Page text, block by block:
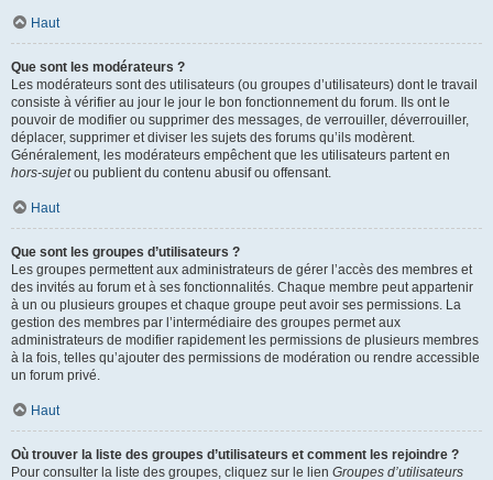
Haut
Que sont les modérateurs ?
Les modérateurs sont des utilisateurs (ou groupes d’utilisateurs) dont le travail
consiste à vérifier au jour le jour le bon fonctionnement du forum. Ils ont le
pouvoir de modifier ou supprimer des messages, de verrouiller, déverrouiller,
déplacer, supprimer et diviser les sujets des forums qu’ils modèrent.
Généralement, les modérateurs empêchent que les utilisateurs partent en
hors-sujetou publient du contenu abusif ou offensant.
Haut
Que sont les groupes d’utilisateurs ?
Les groupes permettent aux administrateurs de gérer l’accès des membres et
des invités au forum et à ses fonctionnalités. Chaque membre peut appartenir
à un ou plusieurs groupes et chaque groupe peut avoir ses permissions. La
gestion des membres par l’intermédiaire des groupes permet aux
administrateurs de modifier rapidement les permissions de plusieurs membres
à la fois, telles qu’ajouter des permissions de modération ou rendre accessible
un forum privé.
Haut
Où trouver la liste des groupes d’utilisateurs et comment les rejoindre ?
Pour consulter la liste des groupes, cliquez sur le lien Groupes d’utilisateurs